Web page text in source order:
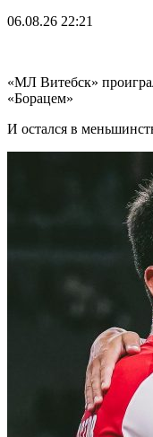
06.08.26 22:21
«МЛ Витебск»
«Борацем»
И остался в